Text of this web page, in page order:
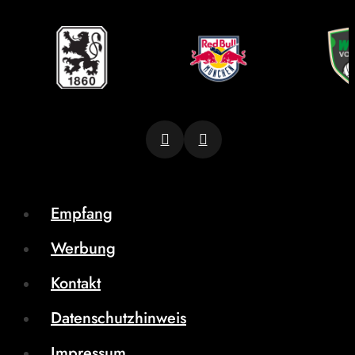
Empfang
Werbung
Kontakt
Datenschutzhinweis